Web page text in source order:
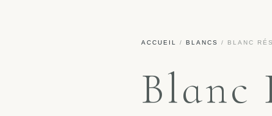
ACCUEIL / BLANCS / BLANC
Blanc